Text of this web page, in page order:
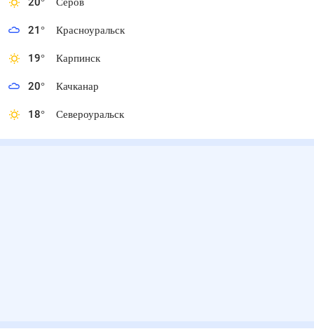
21° Красноуральск
19° Карпинск
20° Качканар
18° Североуральск